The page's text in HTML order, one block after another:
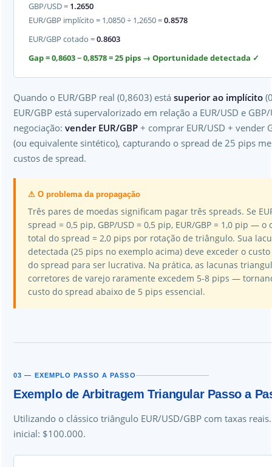
GBP/USD = 1.2650
EUR/GBP implícito = 1,0850 ÷ 1,2650 =0.8578
EUR/GBP cotado =0.8603
Gap = 0,8603 − 0,8578 = 25 pips → Oportunidade detectada ✓
Quando o EUR/GBP real (0,8603) está superior ao implícito
EUR/GBP está supervalorizado em relação a EUR/USD e GBP/
negociação: vender EUR/GBP + comprar EUR/USD + vender
(ou equivalente sintético), capturando o spread de 25 pips
custos de spread.
⚠ O problema da propagação
Três pares de moedas significam pagar três spreads. Se
spread = 0,5 pip, GBP/USD = 0,5 pip, EUR/GBP = 1,0 pip — o
total do spread = 2,0 pips por rotação de triângulo. Sua
detectada (25 pips no exemplo acima) deve exceder o
do spread para ser lucrativa. Na prática, as lacunas
corretores de varejo raramente excedem 5-8 pips —
custo do spread abaixo de 5 pips essencial.
03 — EXEMPLO PASSO A PASSO
Exemplo de Arbitragem Triangular Passo a
Utilizando o clássico triângulo EUR/USD/GBP com taxas
inicial: $100.000.